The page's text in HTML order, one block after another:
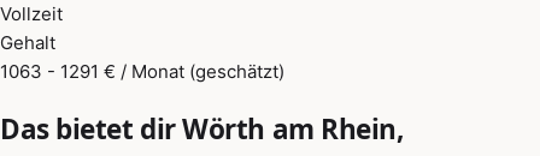
Vollzeit
Gehalt
1063 - 1291 € / Monat (geschätzt)
Das bietet dir Wörth am Rhein,